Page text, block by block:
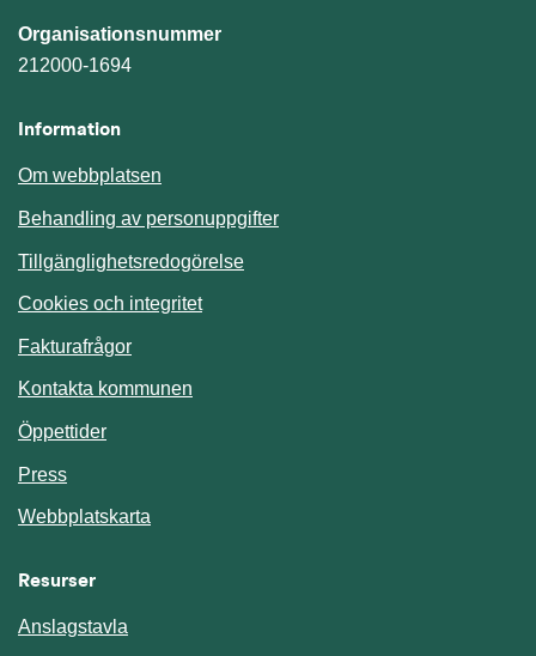
Organisationsnummer
212000-1694
Information
Om webbplatsen
Behandling av personuppgifter
Tillgänglighetsredogörelse
Cookies och integritet
Fakturafrågor
Kontakta kommunen
Öppettider
Press
Webbplatskarta
Resurser
Anslagstavla